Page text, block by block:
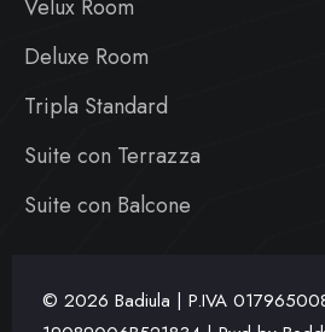
Velux Room
Deluxe Room
Tripla Standard
Suite con Terrazza
Suite con Balcone
© 2026 Badiula | P.IVA